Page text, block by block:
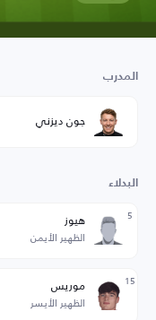
المدرب
جون ديزني
البدلاء
5 هيوز
الظهير الأيمن
15 موريس
الظهير الأيسر